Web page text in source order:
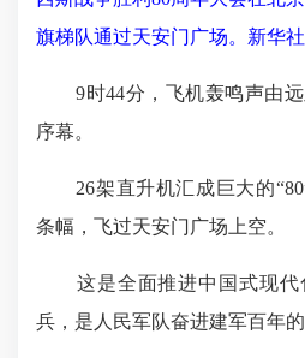
旗梯队通过天安门广场。新华
9时44分，飞机轰鸣声由远
序幕。
26架直升机汇成巨大的
条幅，飞过天安门广场上空。
这是全面推进中国式现代
兵，是人民军队奋进建军百年